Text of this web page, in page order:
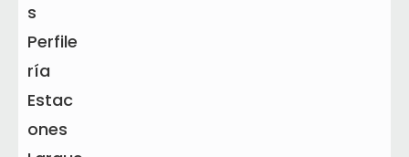
s
Perfile
ría
Estac
ones
Te puede interesar
Mesa de centro